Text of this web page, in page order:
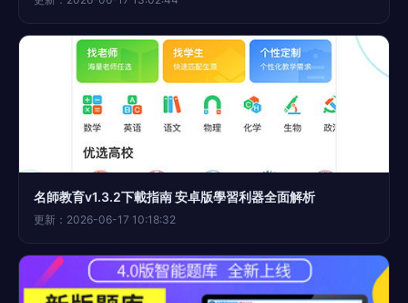
名師教育v1.3.2下載指南 安卓版學習利器全面解析
更新：2026-06-17 10:18:32